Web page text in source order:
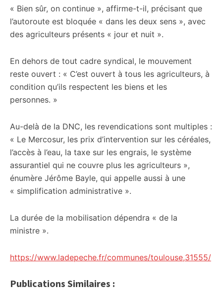
« Bien sûr, on continue », affirme-t-il, précisant que
l’autoroute est bloquée « dans les deux sens », avec
des agriculteurs présents « jour et nuit ».
En dehors de tout cadre syndical, le mouvement
reste ouvert : « C’est ouvert à tous les agriculteurs, à
condition qu’ils respectent les biens et les
personnes. »
Au-delà de la DNC, les revendications sont multiples :
« Le Mercosur, les prix d’intervention sur les céréales,
l’accès à l’eau, la taxe sur les engrais, le système
assurantiel qui ne couvre plus les agriculteurs »,
énumère Jérôme Bayle, qui appelle aussi à une
« simplification administrative ».
La durée de la mobilisation dépendra « de la
ministre ».
https://www.ladepeche.fr/communes/toulouse,31555/
Publications Similaires :